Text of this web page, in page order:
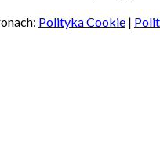
Polityka Cookie |